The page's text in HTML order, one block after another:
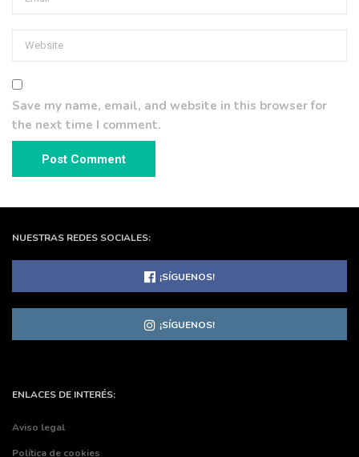
Save my name, email, and website in this browser for
the next time I comment.
NUESTRAS REDES SOCIALES:
¡SÍGUENOS!
¡SÍGUENOS!
ENLACES DE INTERÉS:
Aviso legal
Política de cookies